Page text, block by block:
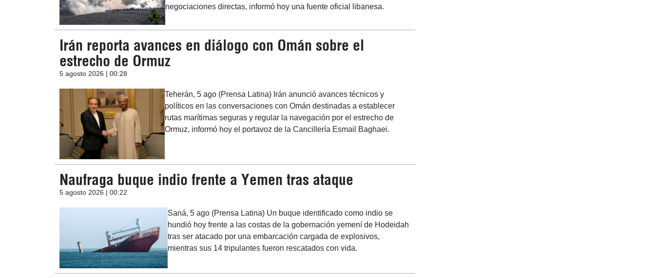
negociaciones directas, informó hoy una fuente oficial libanesa.
Irán reporta avances en diálogo con Omán sobre el
estrecho de Ormuz
5 agosto 2026 | 00:28
Teherán, 5 ago (Prensa Latina) Irán anunció avances técnicos y
políticos en las conversaciones con Omán destinadas a establecer
rutas marítimas seguras y regular la navegación por el estrecho de
Ormuz, informó hoy el portavoz de la Cancillería Esmail Baghaei.
Naufraga buque indio frente a Yemen tras ataque
5 agosto 2026 | 00:22
Saná, 5 ago (Prensa Latina) Un buque identificado como indio se
hundió hoy frente a las costas de la gobernación yemení de Hodeidah
tras ser atacado por una embarcación cargada de explosivos,
mientras sus 14 tripulantes fueron rescatados con vida.